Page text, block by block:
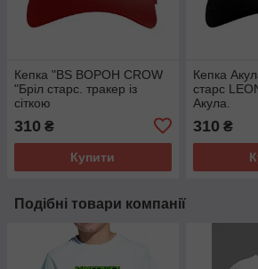
Кепка "BS ВОРОН CROW
"Бріл старс. тракер із
сіткою
310 ₴
Купити
Кепка
старс
Акула.
310 ₴
Подібні товари компанії